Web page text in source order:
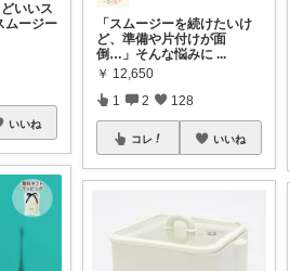
いいス
ムージー
いいね
「スムージーを続けたいけ
ど、準備や片付けが面
倒…」そんな悩みに ...
￥ 12,650
1 2 128
コレ いいね